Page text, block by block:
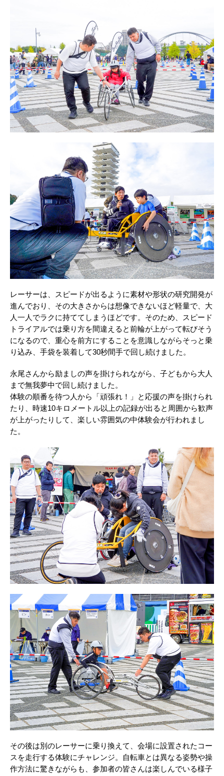
レーサーは、スピードが出るように素材や形状の研究開発が
進んでおり、その大きさからは想像できないほど軽量で、大
人一人でラクに持ててしまうほどです。そのため、スピード
トライアルでは乗り方を間違えると前輪が上がって転びそう
になるので、重心を前方にすることを意識しながらそっと乗
り込み、手袋を装着して30秒間手で回し続けました。
永尾さんから励ましの声を掛けられながら、子どもから大人
まで無我夢中で回し続けました。
体験の順番を待つ人から「頑張れ！」と応援の声を掛けられ
たり、時速10キロメートル以上の記録が出ると周囲から歓声
が上がったりして、楽しい雰囲気の中体験会が行われまし
た。
その後は別のレーサーに乗り換えて、会場に設置されたコー
スを走行する体験にチャレンジ。自転車とは異なる姿勢や操
作方法に驚きながらも、参加者の皆さんは楽しんでいる様子